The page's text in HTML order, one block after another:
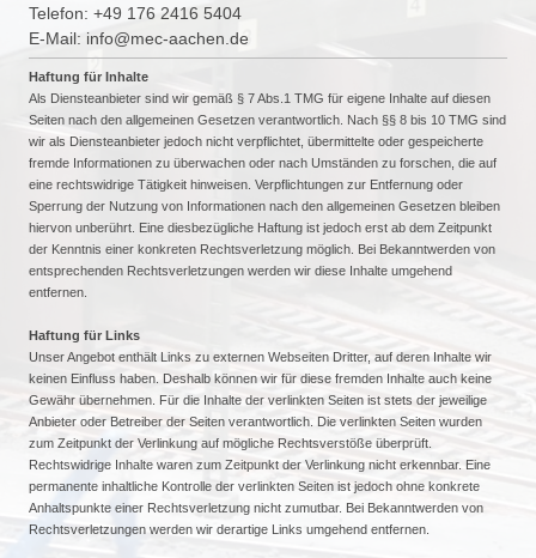
Telefon: +49 176 2416 5404
E-Mail: info@mec-aachen.de
Haftung für Inhalte
Als Diensteanbieter sind wir gemäß § 7 Abs.1 TMG für eigene Inhalte auf diesen
Seiten nach den allgemeinen Gesetzen verantwortlich. Nach §§ 8 bis 10 TMG sind
wir als Diensteanbieter jedoch nicht verpflichtet, übermittelte oder gespeicherte
fremde Informationen zu überwachen oder nach Umständen zu forschen, die auf
eine rechtswidrige Tätigkeit hinweisen. Verpflichtungen zur Entfernung oder
Sperrung der Nutzung von Informationen nach den allgemeinen Gesetzen bleiben
hiervon unberührt. Eine diesbezügliche Haftung ist jedoch erst ab dem Zeitpunkt
der Kenntnis einer konkreten Rechtsverletzung möglich. Bei Bekanntwerden von
entsprechenden Rechtsverletzungen werden wir diese Inhalte umgehend
entfernen.
Haftung für Links
Unser Angebot enthält Links zu externen Webseiten Dritter, auf deren Inhalte wir
keinen Einfluss haben. Deshalb können wir für diese fremden Inhalte auch keine
Gewähr übernehmen. Für die Inhalte der verlinkten Seiten ist stets der jeweilige
Anbieter oder Betreiber der Seiten verantwortlich. Die verlinkten Seiten wurden
zum Zeitpunkt der Verlinkung auf mögliche Rechtsverstöße überprüft.
Rechtswidrige Inhalte waren zum Zeitpunkt der Verlinkung nicht erkennbar. Eine
permanente inhaltliche Kontrolle der verlinkten Seiten ist jedoch ohne konkrete
Anhaltspunkte einer Rechtsverletzung nicht zumutbar. Bei Bekanntwerden von
Rechtsverletzungen werden wir derartige Links umgehend entfernen.